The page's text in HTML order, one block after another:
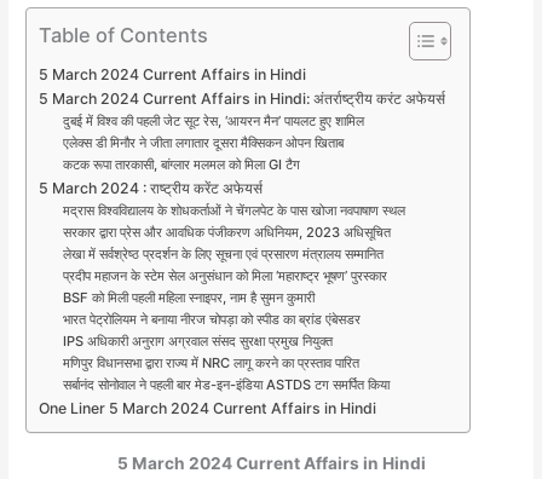
k
er
Table of Contents
5 March 2024 Current Affairs in Hindi
5 March 2024 Current Affairs in Hindi: अंतर्राष्ट्रीय करंट अफेयर्स
दुबई में विश्व की पहली जेट सूट रेस, ‘आयरन मैन’ पायलट हुए शामिल
एलेक्स डी मिनौर ने जीता लगातार दूसरा मैक्सिकन ओपन खिताब
कटक रूपा तारकासी, बांग्लार मलमल को मिला GI टैग
5 March 2024 : राष्ट्रीय करेंट अफेयर्स
मद्रास विश्वविद्यालय के शोधकर्ताओं ने चेंगलपेट के पास खोजा नवपाषाण स्थल
सरकार द्वारा प्रेस और आवधिक पंजीकरण अधिनियम, 2023 अधिसूचित
लेखा में सर्वश्रेष्ठ प्रदर्शन के लिए सूचना एवं प्रसारण मंत्रालय सम्मानित
प्रदीप महाजन के स्टेम सेल अनुसंधान को मिला ‘महाराष्ट्र भूषण’ पुरस्कार
BSF को मिली पहली महिला स्नाइपर, नाम है सुमन कुमारी
भारत पेट्रोलियम ने बनाया नीरज चोपड़ा को स्पीड का ब्रांड एंबेसडर
IPS अधिकारी अनुराग अग्रवाल संसद सुरक्षा प्रमुख नियुक्त
मणिपुर विधानसभा द्वारा राज्य में NRC लागू करने का प्रस्ताव पारित
सर्बानंद सोनोवाल ने पहली बार मेड-इन-इंडिया ASTDS टग समर्पित किया
One Liner 5 March 2024 Current Affairs in Hindi
5 March 2024Current Affairs in Hindi